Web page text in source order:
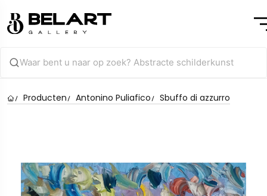
Producten Antonino Puliafico Sbuffo di azzurro